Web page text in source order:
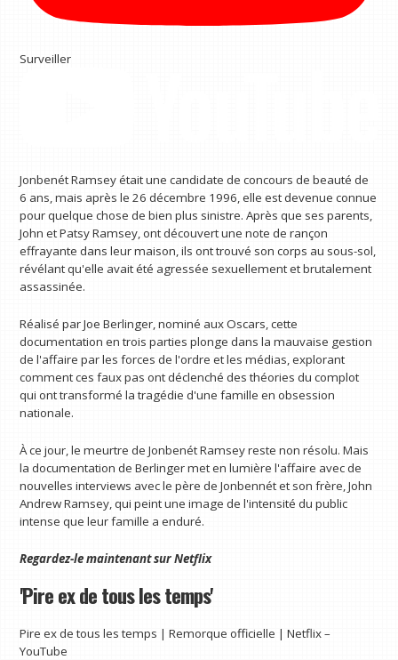
Surveiller
Jonbenét Ramsey était une candidate de concours de beauté de
6 ans, mais après le 26 décembre 1996, elle est devenue connue
pour quelque chose de bien plus sinistre. Après que ses parents,
John et Patsy Ramsey, ont découvert une note de rançon
effrayante dans leur maison, ils ont trouvé son corps au sous-sol,
révélant qu'elle avait été agressée sexuellement et brutalement
assassinée.
Réalisé par Joe Berlinger, nominé aux Oscars, cette
documentation en trois parties plonge dans la mauvaise gestion
de l'affaire par les forces de l'ordre et les médias, explorant
comment ces faux pas ont déclenché des théories du complot
qui ont transformé la tragédie d'une famille en obsession
nationale.
À ce jour, le meurtre de Jonbenét Ramsey reste non résolu. Mais
la documentation de Berlinger met en lumière l'affaire avec de
nouvelles interviews avec le père de Jonbennét et son frère, John
Andrew Ramsey, qui peint une image de l'intensité du public
intense que leur famille a enduré.
Regardez-le maintenant surNetflix
'Pire ex de tous les temps'
Pire ex de tous les temps | Remorque officielle | Netflix –
YouTube